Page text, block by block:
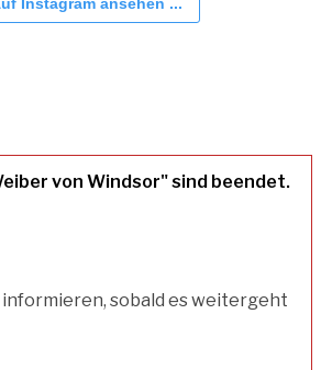
von Windsor" sind beendet.
informieren, sobald es weitergeht